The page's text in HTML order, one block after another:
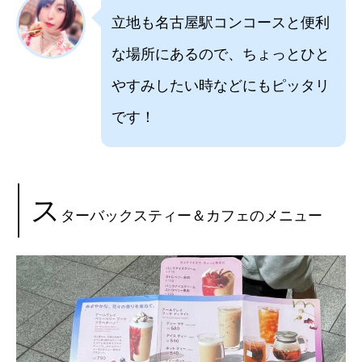
立地も名古屋駅コンコースと便利
な場所にあるので、ちょっとひと
やすみしたい時などにもピッタリ
です！
ス ターバックスティー＆カフェのメニュー